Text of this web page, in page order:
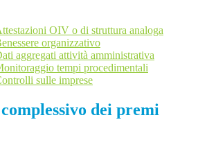
OIV o di struttura analoga
organizzativo
aggregati attività amministrativa
tempi procedimentali
sulle imprese
dei premi